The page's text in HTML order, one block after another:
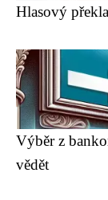
Hlasový
Výběr z
vědět